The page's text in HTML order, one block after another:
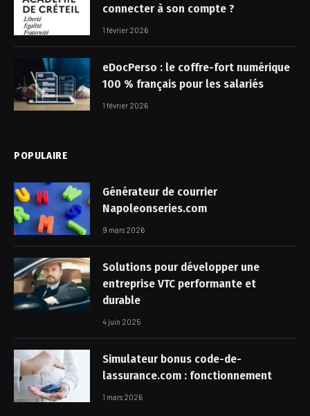
connecter à son compte ?
1 février 2026
eDocPerso : le coffre-fort numérique
100 % français pour les salariés
1 février 2026
POPULAIRE
Générateur de courrier
Napoleonseries.com
9 mars 2026
Solutions pour développer une
entreprise VTC performante et
durable
4 juin 2025
Simulateur bonus code-de-
lassurance.com : fonctionnement
1 mars 2026